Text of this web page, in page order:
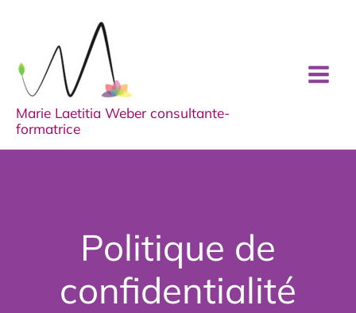
Marie Laetitia Weber consultante-
formatrice
Politique de
confidentialité